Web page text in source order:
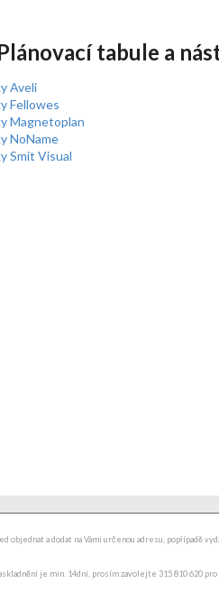
tabule a
Aveli
Fellowes
Magnetoplan
NoName
Smit Visual
objednat a dodat na Vámi určenou adresu, popřípadě
je min. 14dní, prosím zavolejte 315 810 620